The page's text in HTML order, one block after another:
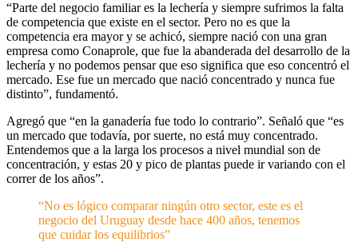
“Parte del negocio familiar es la lechería y siempre sufrimos la falta
de competencia que existe en el sector. Pero no es que la
competencia era mayor y se achicó, siempre nació con una gran
empresa como Conaprole, que fue la abanderada del desarrollo de la
lechería y no podemos pensar que eso significa que eso concentró el
mercado. Ese fue un mercado que nació concentrado y nunca fue
distinto”, fundamentó.
Agregó que “en la ganadería fue todo lo contrario”. Señaló que “es
un mercado que todavía, por suerte, no está muy concentrado.
Entendemos que a la larga los procesos a nivel mundial son de
concentración, y estas 20 y pico de plantas puede ir variando con el
correr de los años”.
“No es lógico comparar ningún otro sector, este es el
negocio del Uruguay desde hace 400 años, tenemos
que cuidar los equilibrios”